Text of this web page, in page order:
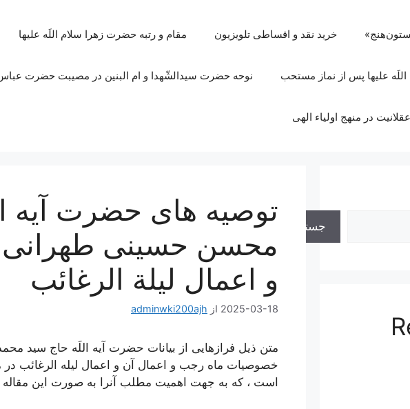
خرید نقد و اقساطی تلویزیون مقام و رتبه حضرت زهرا سلام اللَه علیها
علیها پس از نماز مستحب نوحه حضرت سیدالشّهدا و ام البنین در مصیبت حضرت عباس
عقلانیت در منهج اولیاء الهی
توصیه های حضرت آیه
محسن حسینی طهرانی
و اعمال لیلة الرغائب
2025-03-18 از adminwki200ajh
متن ذیل فرازهایی از بیانات حضرت آیه اللَه حاج سید
خصوصیات ماه رجب و اعمال آن و اعمال لیله الرغائب
است ، که به جهت اهمیت مطلب آنرا به صورت این
جستجو